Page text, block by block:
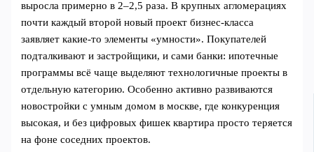
выросла примерно в 2–2,5 раза. В крупных агломерациях
почти каждый второй новый проект бизнес-класса
заявляет какие-то элементы «умности». Покупателей
подталкивают и застройщики, и сами банки: ипотечные
программы всё чаще выделяют технологичные проекты в
отдельную категорию. Особенно активно развиваются
новостройки с умным домом в москве, где конкуренция
высокая, и без цифровых фишек квартира просто теряется
на фоне соседних проектов.